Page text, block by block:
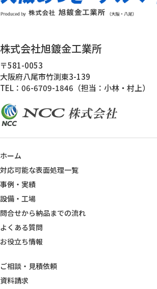
株式会社旭鍍金工業所
〒581-0053
大阪府八尾市竹渕東3-139
TEL：06-6709-1846（担当：小林・村上）
ホーム
対応可能な表面処理一覧
事例・実績
設備・工場
問合せから納品までの流れ
よくある質問
お役立ち情報
ご相談・見積依頼
資料請求